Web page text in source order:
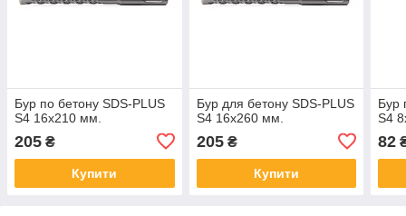
Бур по бетону SDS-PLUS
S4 16x210 мм.
205 ₴
Купити
Бур для бетону SDS-PLUS
S4 16x260 мм.
205₴
Купити
Бур
S4
82